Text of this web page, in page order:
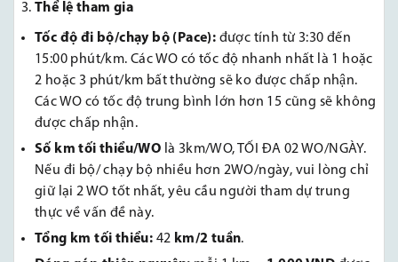
Thể lệ tham gia
Tốc độ đi bộ/chạy bộ (Pace): được tính từ 3:30 đến
15:00 phút/km. Các WO có tốc độ nhanh nhất là 1 hoặc
2 hoặc 3 phút/km bất thường sẽ ko được chấp nhận.
Các WO có tốc độ trung bình lớn hơn 15 cũng sẽ không
được chấp nhận.
Số km tối thiểu/WO là 3km/WO, TỐI ĐA 02 WO/NGÀY.
Nếu đi bộ/ chạy bộ nhiều hơn 2WO/ngày, vui lòng chỉ
giữ lại 2 WO tốt nhất, yêu cầu người tham dự trung
thực về vấn đề này.
Tổng km tối thiểu: 42 km/2 tuần.